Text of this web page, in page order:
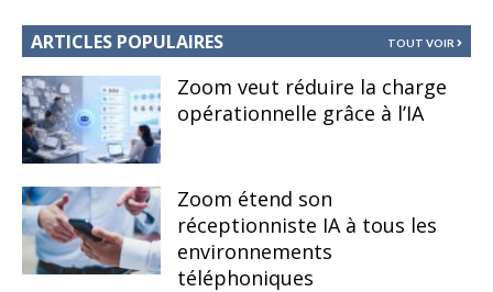
ARTICLES POPULAIRES TOUT VOIR
Zoom veut réduire la charge
opérationnelle grâce à l’IA
Zoom étend son
réceptionniste IA à tous les
environnements
téléphoniques